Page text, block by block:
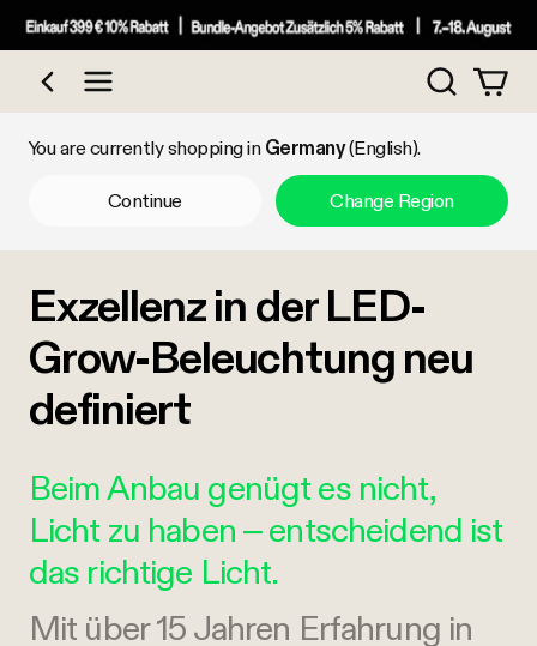
Shop by Category
Search
You are currently shopping in Germany(English).
Continue Change Region
Exzellenz in der LED-
Grow-Beleuchtung neu
definiert
Beim Anbau genügt es nicht,
Licht zu haben – entscheidend ist
das richtige Licht.
Mit über 15 Jahren Erfahrung in